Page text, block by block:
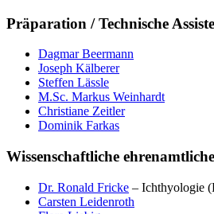
Präparation / Technische
Dagmar Beermann
Joseph Kälberer
Steffen Lässle
M.Sc. Markus Weinhardt
Christiane Zeitler
Dominik Farkas
Wissenschaftliche
Dr. Ronald Fricke – Ichthyologie
Carsten Leidenroth